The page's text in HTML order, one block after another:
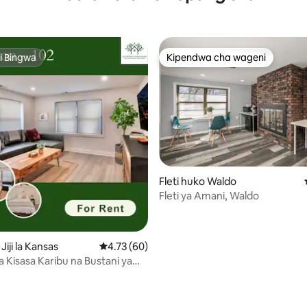
Bingwa
Bingwa
la Kansas Ukadiriaji wa wastani wa 4.73 kati ya 5,
4.73 (60)
Kisasa Karibu na Bustani ya
Kipendwa cha wageni
Kipendwa cha wageni
Fleti huko Waldo
Fleti ya Amani, Waldo